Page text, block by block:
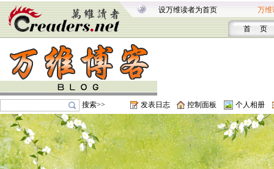
设万维读者为首页 万维
首 页
搜索>> 发表日志 控制面板 个人相册